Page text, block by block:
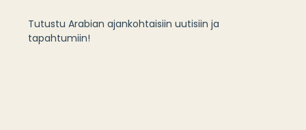
Tutustu Arabian ajankohtaisiin uutisiin ja
tapahtumiin!